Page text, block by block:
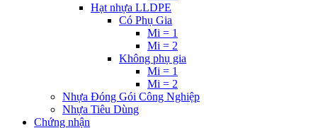
Hạt nhựa LLDPE
Có Phụ Gia
Mi = 1
Mi = 2
Không phụ gia
Mi = 1
Mi = 2
Nhựa Đóng Gói Công Nghiệp
Nhựa Tiêu Dùng
Chứng nhận